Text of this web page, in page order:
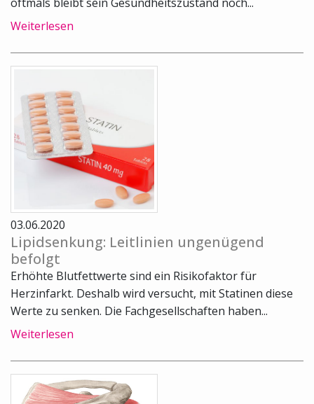
Weiterlesen
03.06.2020
Lipidsenkung: Leitlinien ungenügend
befolgt
Erhöhte Blutfettwerte sind ein Risikofaktor für
Herzinfarkt. Deshalb wird versucht, mit Statinen diese
Werte zu senken. Die Fachgesellschaften haben...
Weiterlesen